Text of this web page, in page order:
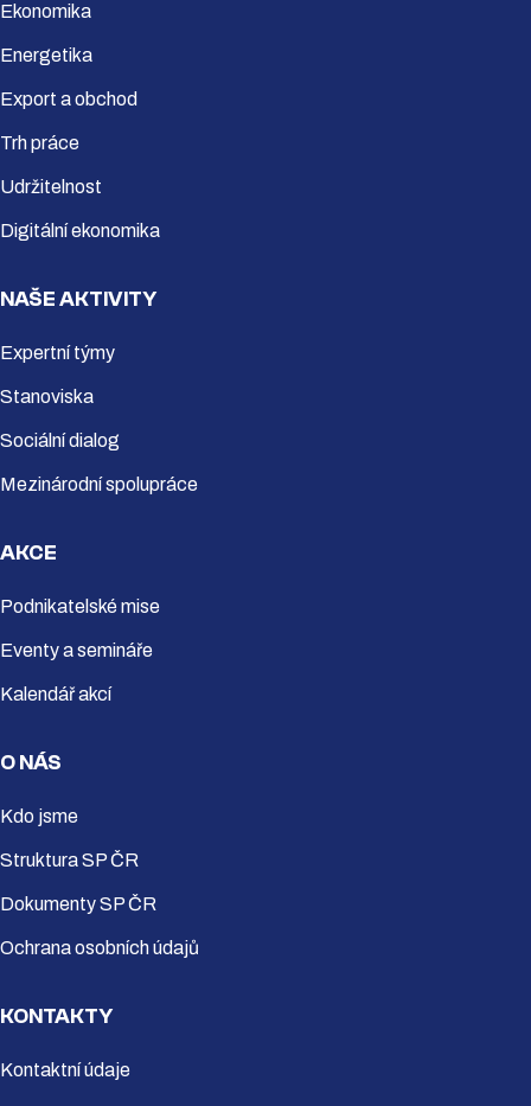
Ekonomika
Energetika
Export a obchod
Trh práce
Udržitelnost
Digitální ekonomika
NAŠE AKTIVITY
Expertní týmy
Stanoviska
Sociální dialog
Mezinárodní spolupráce
AKCE
Podnikatelské mise
Eventy a semináře
Kalendář akcí
O NÁS
Kdo jsme
Struktura SP ČR
Dokumenty SP ČR
Ochrana osobních údajů
KONTAKTY
Kontaktní údaje